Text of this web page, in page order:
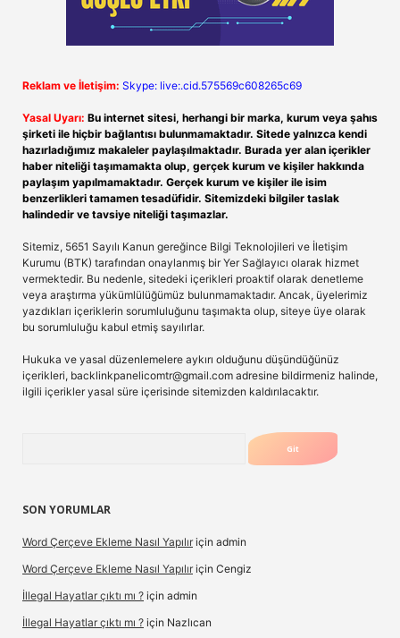
Reklam ve İletişim: Skype: live:.cid.575569c608265c69
Yasal Uyarı: Bu internet sitesi, herhangi bir marka, kurum veya şahıs
şirketi ile hiçbir bağlantısı bulunmamaktadır. Sitede yalnızca kendi
hazırladığımız makaleler paylaşılmaktadır. Burada yer alan içerikler
haber niteliği taşımamakta olup, gerçek kurum ve kişiler hakkında
paylaşım yapılmamaktadır. Gerçek kurum ve kişiler ile isim
benzerlikleri tamamen tesadüfidir. Sitemizdeki bilgiler taslak
halindedir ve tavsiye niteliği taşımazlar.
Sitemiz, 5651 Sayılı Kanun gereğince Bilgi Teknolojileri ve İletişim
Kurumu (BTK) tarafından onaylanmış bir Yer Sağlayıcı olarak hizmet
vermektedir. Bu nedenle, sitedeki içerikleri proaktif olarak denetleme
veya araştırma yükümlülüğümüz bulunmamaktadır. Ancak, üyelerimiz
yazdıkları içeriklerin sorumluluğunu taşımakta olup, siteye üye olarak
bu sorumluluğu kabul etmiş sayılırlar.
Hukuka ve yasal düzenlemelere aykırı olduğunu düşündüğünüz
içerikleri, backlinkpanelicomtr@gmail.com adresine bildirmeniz halinde,
ilgili içerikler yasal süre içerisinde sitemizden kaldırılacaktır.
SON YORUMLAR
Word Çerçeve Ekleme Nasıl Yapılır için admin
Word Çerçeve Ekleme Nasıl Yapılır için Cengiz
İllegal Hayatlar çıktı mı ? için admin
İllegal Hayatlar çıktı mı ? için Nazlıcan